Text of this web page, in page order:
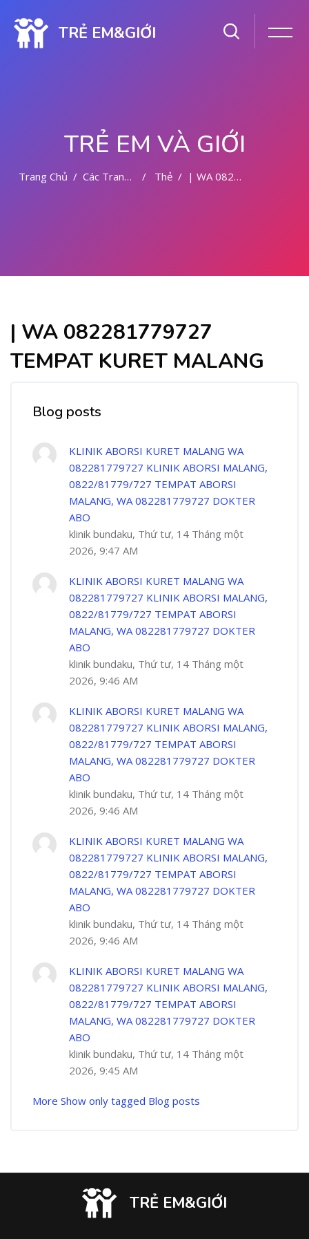
TRẺ EM&GIỚI
TRẺ EM VÀ GIỚI
Trang Chủ Các Trang Của Hệ Thống Thẻ | WA 082281779727 TEMPAT KURET MALANG
| WA 082281779727
TEMPAT KURET MALANG
Blog posts
KLINIK ABORSI KURET MALANG WA
082281779727 KLINIK ABORSI MALANG,
0822/81779/727 TEMPAT ABORSI
MALANG, WA 082281779727 DOKTER
ABO
klinik bundaku, Thứ tư, 14 Tháng một
2026, 9:47 AM
KLINIK ABORSI KURET MALANG WA
082281779727 KLINIK ABORSI MALANG,
0822/81779/727 TEMPAT ABORSI
MALANG, WA 082281779727 DOKTER
ABO
klinik bundaku, Thứ tư, 14 Tháng một
2026, 9:46 AM
KLINIK ABORSI KURET MALANG WA
082281779727 KLINIK ABORSI MALANG,
0822/81779/727 TEMPAT ABORSI
MALANG, WA 082281779727 DOKTER
ABO
klinik bundaku, Thứ tư, 14 Tháng một
2026, 9:46 AM
KLINIK ABORSI KURET MALANG WA
082281779727 KLINIK ABORSI MALANG,
0822/81779/727 TEMPAT ABORSI
MALANG, WA 082281779727 DOKTER
ABO
klinik bundaku, Thứ tư, 14 Tháng một
2026, 9:46 AM
KLINIK ABORSI KURET MALANG WA
082281779727 KLINIK ABORSI MALANG,
0822/81779/727 TEMPAT ABORSI
MALANG, WA 082281779727 DOKTER
ABO
klinik bundaku, Thứ tư, 14 Tháng một
2026, 9:45 AM
More Show only tagged Blog posts
TRẺ EM&GIỚI